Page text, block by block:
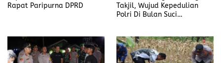
Rapat Paripurna DPRD
Takjil, Wujud Kepedulian
Polri Di Bulan Suci